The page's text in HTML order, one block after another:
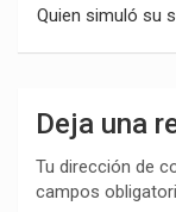
Quien simuló su
Deja una
Tu dirección de
campos